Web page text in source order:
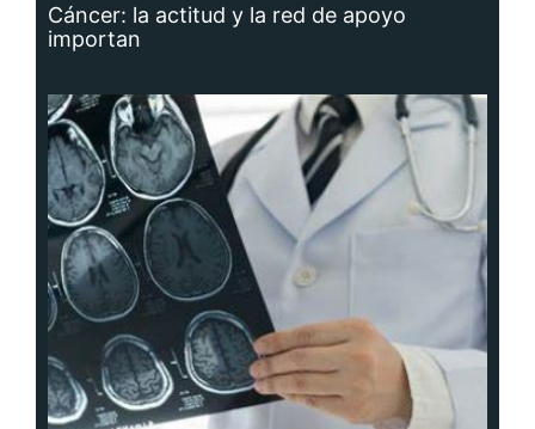
Cáncer: la actitud y la red de apoyo
importan